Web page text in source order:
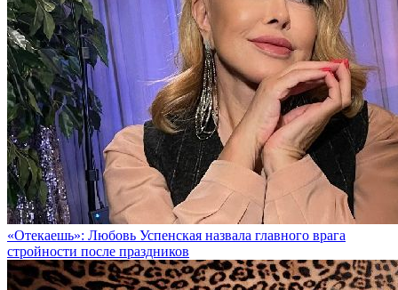
«Отекаешь»: Любовь Успенская назвала главного врага
стройности после праздников